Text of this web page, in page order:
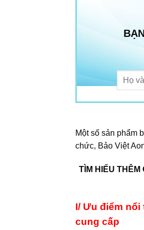
Một số sản phẩm
chức, Bảo Việt
TÌM HIỂU
I/ Ưu điểm
cung cấp